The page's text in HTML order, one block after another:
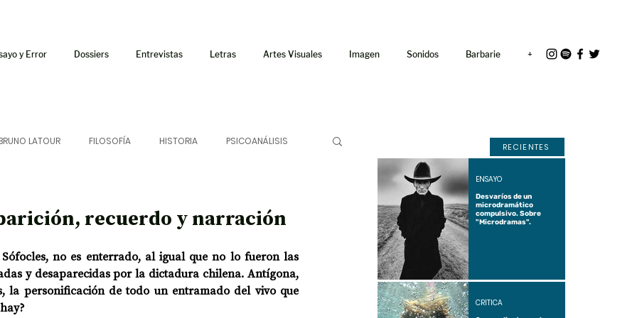
y Error Dossiers Entrevistas Letras Artes Visuales Imagen Sonidos Barbarie +
LATOUR FILOSOFÍA HISTORIA PSICOANÁLISIS
AUDIOTEXTO HÍBRIDOS CINE FICCIONES
AFUERISMOS
recuerdo y narración
no es enterrado, al igual que no lo fueron las
y desaparecidas por la dictadura chilena. Antígona,
la personificación de todo un entramado del vivo que
RECIENTES
Desvaríos de un
microdramático
compulsivo. Sobre
"Microdramas".
ENSAYO
CRÍTICA